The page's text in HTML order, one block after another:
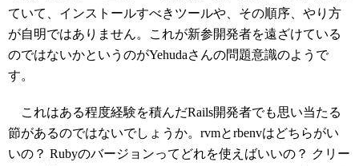
ていて、インストールすべきツールや、その順序、やり方
が自明ではありません。これが新参開発者を遠ざけている
のではないかというのがYehudaさんの問題意識のようで
す。
これはある程度経験を積んだRails開発者でも思い当たる
節があるのではないでしょうか。rvmとrbenvはどちらがい
いの？ Rubyのバージョンってどれを使えばいいの？ クリー